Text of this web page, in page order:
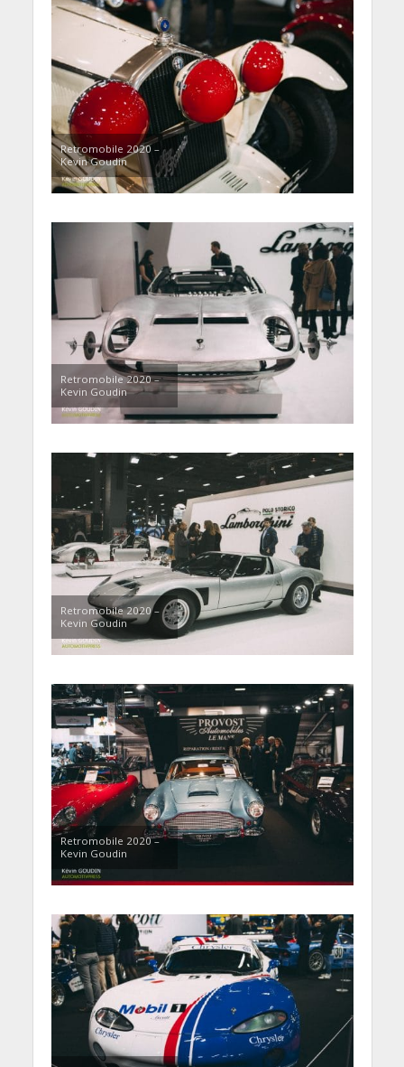
Retromobile 2020 –
Kevin Goudin
Retromobile 2020 –
Kevin Goudin
Retromobile 2020 –
Kevin Goudin
Retromobile 2020 –
Kevin Goudin